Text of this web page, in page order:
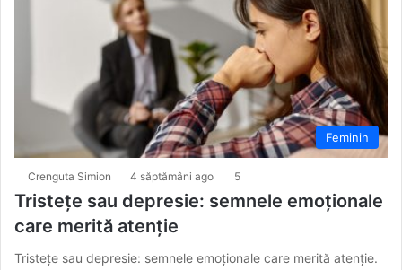
Feminin
Crenguta Simion 4 săptămâni ago 5
Tristețe sau depresie: semnele emoționale
care merită atenție
Tristețe sau depresie: semnele emoționale care merită atenție.